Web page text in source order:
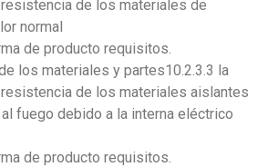
de los materiales de
normal
de producto requisitos.
los materiales y partes10.2.3.3 la
de los materiales aislantes
fuego debido a la interna eléctrico
de producto requisitos.